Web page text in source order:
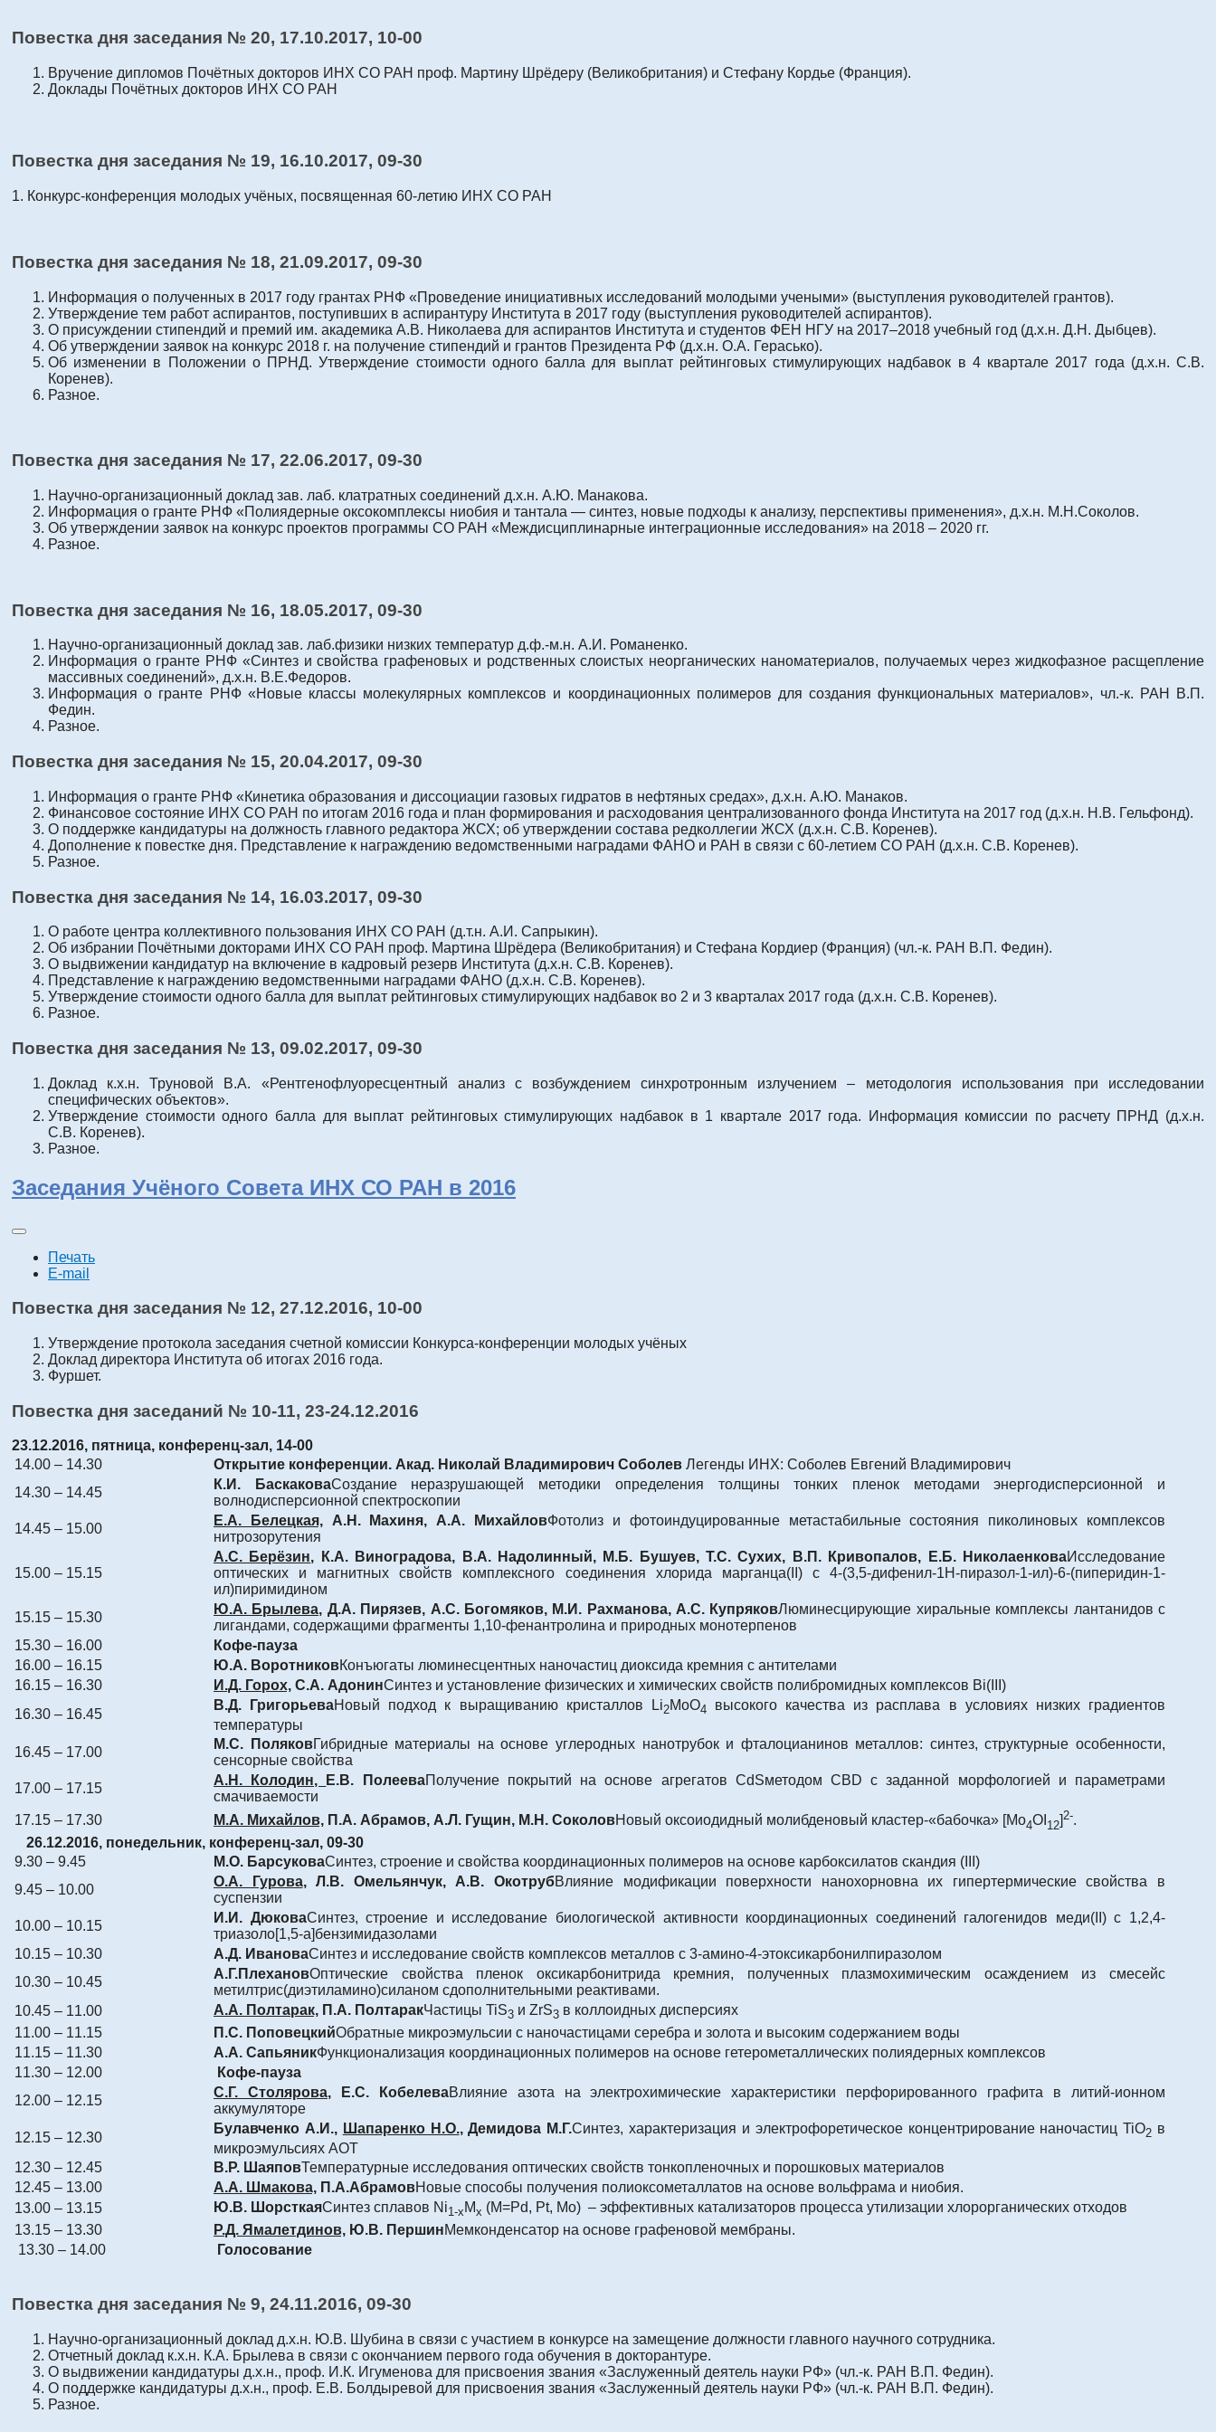
Повестка дня заседания № 20, 17.10.2017, 10-00
Вручение дипломов Почётных докторов ИНХ СО РАН проф. Мартину Шрёдеру (Великобритания) и Стефану Кордье (Франция).
Доклады Почётных докторов ИНХ СО РАН
Повестка дня заседания № 19, 16.10.2017, 09-30
1. Конкурс-конференция молодых учёных, посвященная 60-летию ИНХ СО РАН
Повестка дня заседания № 18, 21.09.2017, 09-30
Информация о полученных в 2017 году грантах РНФ «Проведение инициативных исследований молодыми учеными» (выступления руководителей грантов).
Утверждение тем работ аспирантов, поступивших в аспирантуру Института в 2017 году (выступления руководителей аспирантов).
О присуждении стипендий и премий им. академика А.В. Николаева для аспирантов Института и студентов ФЕН НГУ на 2017–2018 учебный год (д.х.н. Д.Н. Дыбцев).
Об утверждении заявок на конкурс 2018 г. на получение стипендий и грантов Президента РФ (д.х.н. О.А. Герасько).
Об изменении в Положении о ПРНД. Утверждение стоимости одного балла для выплат рейтинговых стимулирующих надбавок в 4 квартале 2017 года (д.х.н. С.В.
Коренев).
Разное.
Повестка дня заседания № 17, 22.06.2017, 09-30
Научно-организационный доклад зав. лаб. клатратных соединений д.х.н. А.Ю. Манакова.
Информация о гранте РНФ «Полиядерные оксокомплексы ниобия и тантала — синтез, новые подходы к анализу, перспективы применения», д.х.н. М.Н.Соколов.
Об утверждении заявок на конкурс проектов программы СО РАН «Междисциплинарные интеграционные исследования» на 2018 – 2020 гг.
Разное.
Повестка дня заседания № 16, 18.05.2017, 09-30
Научно-организационный доклад зав. лаб.физики низких температур д.ф.-м.н. А.И. Романенко.
Информация о гранте РНФ «Синтез и свойства графеновых и родственных слоистых неорганических наноматериалов, получаемых через жидкофазное расщепление
массивных соединений», д.х.н. В.Е.Федоров.
Информация о гранте РНФ «Новые классы молекулярных комплексов и координационных полимеров для создания функциональных материалов», чл.-к. РАН В.П.
Федин.
Разное.
Повестка дня заседания № 15, 20.04.2017, 09-30
Информация о гранте РНФ «Кинетика образования и диссоциации газовых гидратов в нефтяных средах», д.х.н. А.Ю. Манаков.
Финансовое состояние ИНХ СО РАН по итогам 2016 года и план формирования и расходования централизованного фонда Института на 2017 год (д.х.н. Н.В. Гельфонд).
О поддержке кандидатуры на должность главного редактора ЖСХ; об утверждении состава редколлегии ЖСХ (д.х.н. С.В. Коренев).
Дополнение к повестке дня. Представление к награждению ведомственными наградами ФАНО и РАН в связи с 60-летием СО РАН (д.х.н. С.В. Коренев).
Разное.
Повестка дня заседания № 14, 16.03.2017, 09-30
О работе центра коллективного пользования ИНХ СО РАН (д.т.н. А.И. Сапрыкин).
Об избрании Почётными докторами ИНХ СО РАН проф. Мартина Шрёдера (Великобритания) и Стефана Кордиер (Франция) (чл.-к. РАН В.П. Федин).
О выдвижении кандидатур на включение в кадровый резерв Института (д.х.н. С.В. Коренев).
Представление к награждению ведомственными наградами ФАНО (д.х.н. С.В. Коренев).
Утверждение стоимости одного балла для выплат рейтинговых стимулирующих надбавок во 2 и 3 кварталах 2017 года (д.х.н. С.В. Коренев).
Разное.
Повестка дня заседания № 13, 09.02.2017, 09-30
Доклад к.х.н. Труновой В.А. «Рентгенофлуоресцентный анализ с возбуждением синхротронным излучением – методология использования при исследовании
специфических объектов».
Утверждение стоимости одного балла для выплат рейтинговых стимулирующих надбавок в 1 квартале 2017 года. Информация комиссии по расчету ПРНД (д.х.н.
С.В. Коренев).
Разное.
Заседания Учёного Совета ИНХ СО РАН в 2016
Печать
E-mail
Повестка дня заседания № 12, 27.12.2016, 10-00
Утверждение протокола заседания счетной комиссии Конкурса-конференции молодых учёных
Доклад директора Института об итогах 2016 года.
Фуршет.
Повестка дня заседаний № 10-11, 23-24.12.2016
23.12.2016, пятница, конференц-зал, 14-00
14.00 – 14.30
Открытие конференции. Акад. Николай Владимирович Соболев Легенды ИНХ: Соболев Евгений Владимирович
14.30 – 14.45
К.И. БаскаковаСоздание неразрушающей методики определения толщины тонких пленок методами энергодисперсионной и
волнодисперсионной спектроскопии
14.45 – 15.00
Е.А. Белецкая,А.Н. Махиня, А.А. МихайловФотолиз и фотоиндуцированные метастабильные состояния пиколиновых комплексов
нитрозорутения
15.00 – 15.15
А.С. Берёзин, К.А. Виноградова, В.А. Надолинный, М.Б. Бушуев, Т.С. Сухих, В.П. Кривопалов, Е.Б. НиколаенковаИсследование
оптических и магнитных свойств комплексного соединения хлорида марганца(II) с 4-(3,5-дифенил-1Н-пиразол-1-ил)-6-(пиперидин-1-
ил)пиримидином
15.15 – 15.30
Ю.А. Брылева, Д.А. Пирязев, А.С. Богомяков, М.И. Рахманова, А.С. КупряковЛюминесцирующие хиральные комплексы лантанидов с
лигандами, содержащими фрагменты 1,10-фенантролина и природных монотерпенов
15.30 – 16.00
Кофе-пауза
16.00 – 16.15
Ю.А. ВоротниковКонъюгаты люминесцентных наночастиц диоксида кремния с антителами
16.15 – 16.30
И.Д. Горох, С.А. АдонинСинтез и установление физических и химических свойств полибромидных комплексов Bi(III)
16.30 – 16.45
В.Д. ГригорьеваНовый подход к выращиванию кристаллов Li2MoO4 высокого качества из расплава в условиях низких градиентов
температуры
16.45 – 17.00
М.С. ПоляковГибридные материалы на основе углеродных нанотрубок и фталоцианинов металлов: синтез, структурные особенности,
сенсорные свойства
17.00 – 17.15
А.Н. Колодин, Е.В. ПолееваПолучение покрытий на основе агрегатов CdSметодом CBD с заданной морфологией и параметрами
смачиваемости
17.15 – 17.30
М.А. Михайлов, П.А. Абрамов, А.Л. Гущин, М.Н. СоколовНовый оксоиодидный молибденовый кластер-«бабочка» [Mo4OI 12
2-.
26.12.2016, понедельник, конференц-зал, 09-30
9.30 – 9.45
М.О. БарсуковаСинтез, строение и свойства координационных полимеров на основе карбоксилатов скандия (III)
9.45 – 10.00
О.А. Гурова, Л.В. Омельянчук, А.В. ОкотрубВлияние модификации поверхности нанохорновна их гипертермические свойства в
суспензии
10.00 – 10.15
И.И. ДюковаСинтез, строение и исследование биологической активности координационных соединений галогенидов меди(II) с 1,2,4-
триазоло[1,5-a]бензимидазолами
10.15 – 10.30
А.Д. ИвановаСинтез и исследование свойств комплексов металлов с 3-амино-4-этоксикарбонилпиразолом
10.30 – 10.45
А.Г.ПлехановОптические свойства пленок оксикарбонитрида кремния, полученных плазмохимическим осаждением из смесейс
метилтрис(диэтиламино)силаном сдополнительными реактивами.
10.45 – 11.00
А.А. Полтарак, П.А. ПолтаракЧастицы TiS3 и ZrS3 в коллоидных дисперсиях
11.00 – 11.15
П.С. ПоповецкийОбратные микроэмульсии с наночастицами серебра и золота и высоким содержанием воды
11.15 – 11.30
А.А. СапьяникФункционализация координационных полимеров на основе гетерометаллических полиядерных комплексов
11.30 – 12.00
Кофе-пауза
12.00 – 12.15
С.Г. Столярова, Е.С. КобелеваВлияние азота на электрохимические характеристики перфорированного графита в литий-ионном
аккумуляторе
12.15 – 12.30
Булавченко А.И., Шапаренко Н.О., Демидова М.Г.Синтез, характеризация и электрофоретическое концентрирование наночастиц TiO2 в
микроэмульсиях АОТ
12.30 – 12.45
В.Р. ШаяповТемпературные исследования оптических свойств тонкопленочных и порошковых материалов
12.45 – 13.00
А.А. Шмакова, П.А.АбрамовНовые способы получения полиоксометаллатов на основе вольфрама и ниобия.
13.00 – 13.15
Ю.В. ШорсткаяСинтез сплавов Ni1-x Mx (M=Pd, Pt, Mo) – эффективных катализаторов процесса утилизации хлорорганических отходов
13.15 – 13.30
Р.Д. Ямалетдинов, Ю.В. ПершинМемконденсатор на основе графеновой мембраны.
13.30 – 14.00
Голосование
Повестка дня заседания № 9, 24.11.2016, 09-30
Научно-организационный доклад д.х.н. Ю.В. Шубина в связи с участием в конкурсе на замещение должности главного научного сотрудника.
Отчетный доклад к.х.н. К.А. Брылева в связи с окончанием первого года обучения в докторантуре.
О выдвижении кандидатуры д.х.н., проф. И.К. Игуменова для присвоения звания «Заслуженный деятель науки РФ» (чл.-к. РАН В.П. Федин).
О поддержке кандидатуры д.х.н., проф. Е.В. Болдыревой для присвоения звания «Заслуженный деятель науки РФ» (чл.-к. РАН В.П. Федин).
Разное.